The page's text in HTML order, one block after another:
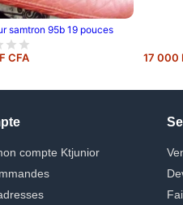
samtron 95b 19 pouces
CFA 17 000
compte Ktjunior